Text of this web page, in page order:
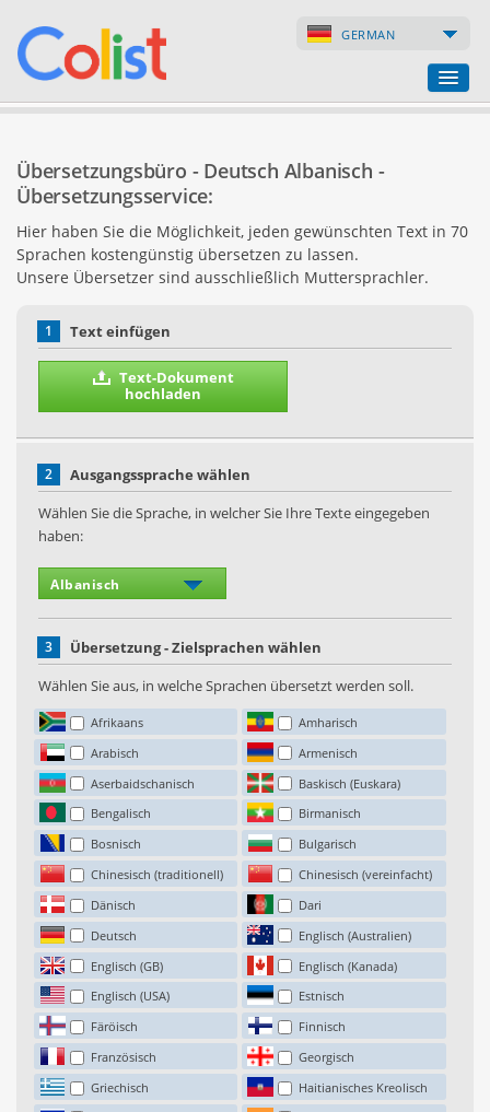
GERMAN
Firmenverzeichnis
Webseiten
Internet-Shops
Übersetzungsbüro - Deutsch Albanisch -
Übersetzungsservice:
Hier haben Sie die Möglichkeit, jeden gewünschten Text in 70
Sprachen kostengünstig übersetzen zu lassen.
Unsere Übersetzer sind ausschließlich Muttersprachler.
1 Text einfügen
Text-Dokument
hochladen
2
Ausgangssprache wählen
Wählen Sie die Sprache, in welcher Sie Ihre Texte eingegeben
haben:
3
Übersetzung - Zielsprachen wählen
Wählen Sie aus, in welche Sprachen übersetzt werden soll.
Afrikaans
Amharisch
Arabisch
Armenisch
Aserbaidschanisch
Baskisch (Euskara)
Bengalisch
Birmanisch
Bosnisch
Bulgarisch
Chinesisch (traditionell)
Chinesisch (vereinfacht)
Dänisch
Dari
Deutsch
Englisch (Australien)
Englisch (GB)
Englisch (Kanada)
Englisch (USA)
Estnisch
Färöisch
Finnisch
Französisch
Georgisch
Griechisch
Haitianisches Kreolisch